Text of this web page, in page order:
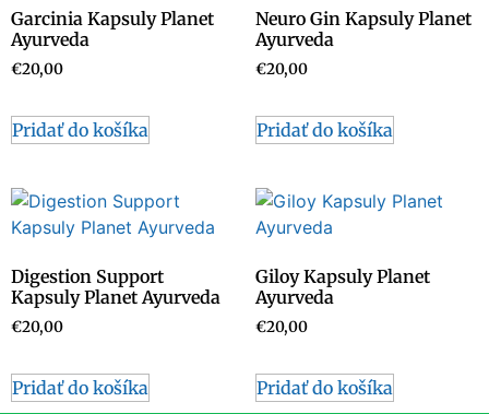
Garcinia Kapsuly Planet
Ayurveda
€20,00
Pridať do košíka
Neuro Gin Kapsuly Planet
Ayurveda
€20,00
Pridať do košíka
Digestion Support
Kapsuly Planet Ayurveda
€20,00
Pridať do košíka
Giloy Kapsuly Planet
Ayurveda
€20,00
Pridať do košíka